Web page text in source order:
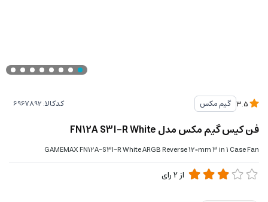
گیم مکس کدکالا:
فن کیس گیم مکس مدل FN12A S3I-R White
GAMEMAX FN12A-S3I-R White ARGB Reverse 120mm 3 in 1 Case Fan
از2رای